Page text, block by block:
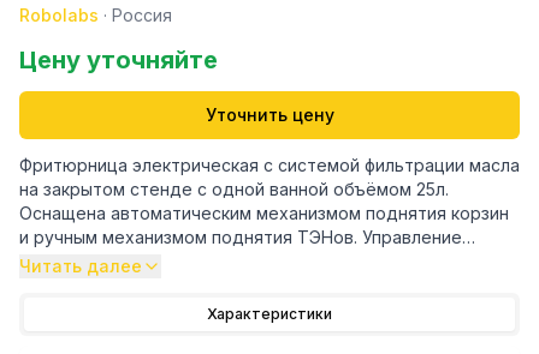
Robolabs · Россия
Цену уточняйте
Уточнить цену
Фритюрница электрическая с системой фильтрации масла
на закрытом стенде с одной ванной объёмом 25л.
Оснащена автоматическим механизмом поднятия корзин
и ручным механизмом поднятия ТЭНов. Управление
осуществляется с помощью контроллера ROBOTRON
режимов приготовления на каждую корзину Имеет
Читать далее
Характеристики